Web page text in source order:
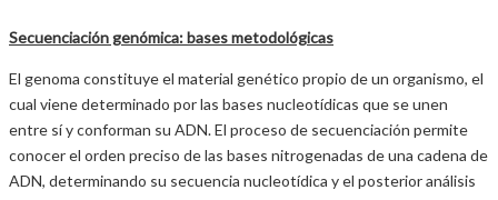
Secuenciación genómica: bases metodológicas
El genoma constituye el material genético propio de un organismo, el
cual viene determinado por las bases nucleotídicas que se unen
entre sí y conforman su ADN. El proceso de secuenciación permite
conocer el orden preciso de las bases nitrogenadas de una cadena de
ADN, determinando su secuencia nucleotídica y el posterior análisis